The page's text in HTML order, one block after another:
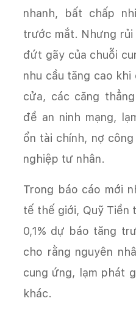
nhanh, bất chấp
trước mắt. Nhưng
đứt gãy của chuỗi
nhu cầu tăng cao
cửa, các căng
đề an ninh mạng,
ổn tài chính, nợ
nghiệp tư nhân.
Trong báo cáo mới
tế thế giới, Quỹ Tiền
0,1% dự báo tăng
cho rằng nguyên
cung ứng, lạm phát
khác.